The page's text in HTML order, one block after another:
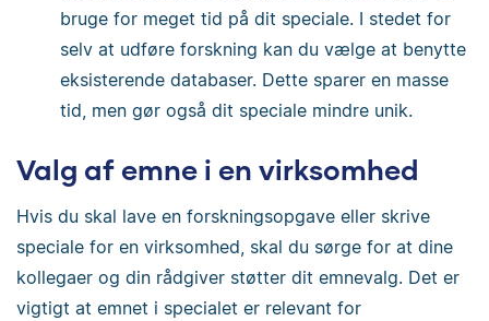
bruge for meget tid på dit speciale. I stedet for
selv at udføre forskning kan du vælge at benytte
eksisterende databaser. Dette sparer en masse
tid, men gør også dit speciale mindre unik.
Valg af emne i en virksomhed
Hvis du skal lave en forskningsopgave eller skrive
speciale for en virksomhed, skal du sørge for at dine
kollegaer og din rådgiver støtter dit emnevalg. Det er
vigtigt at emnet i specialet er relevant for